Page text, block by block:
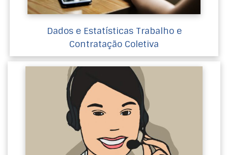
Dados e Estatísticas Trabalho e
Contratação Coletiva